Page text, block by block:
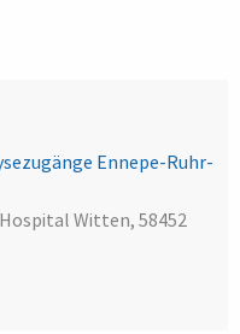
Ennepe-Ruhr-
Witten, 58452